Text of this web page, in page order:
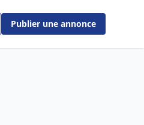
Publier une annonce